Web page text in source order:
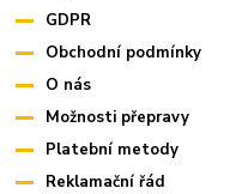
GDPR
Obchodní podmínky
O nás
Možnosti přepravy
Platební metody
Reklamační řád